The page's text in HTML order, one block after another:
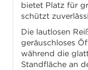
bietet Platz für
schützt
Die lautlosen
geräuschloses
während die
Standfläche an